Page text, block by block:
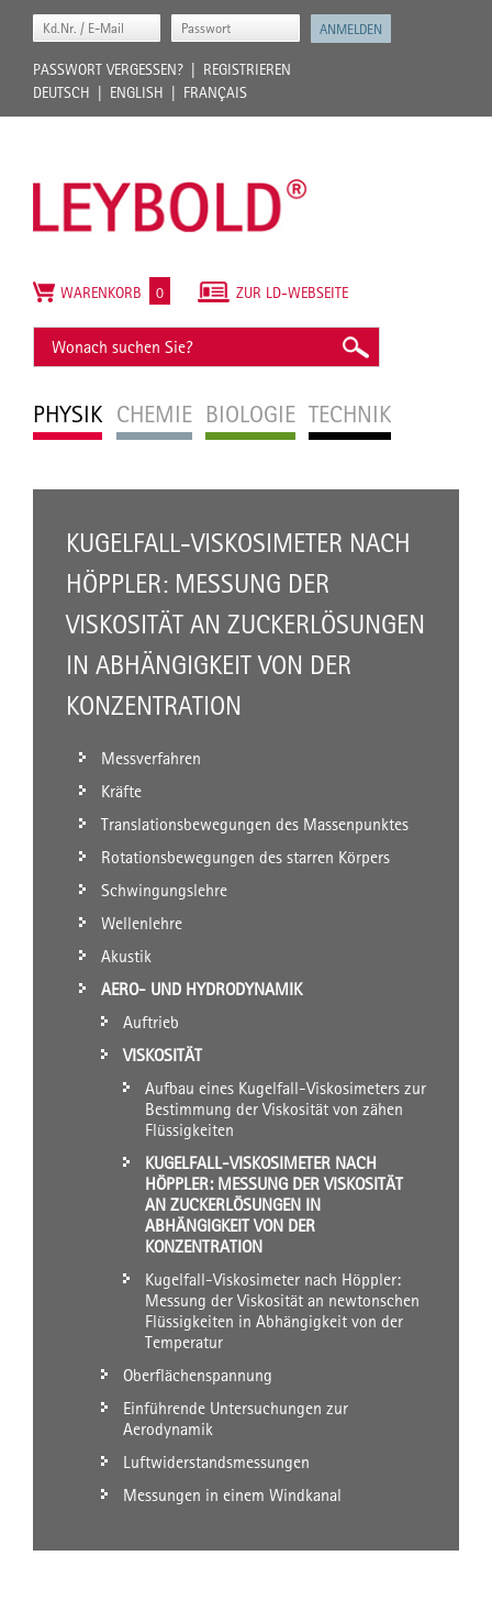
PASSWORT VERGESSEN?
REGISTRIEREN
DEUTSCH
ENGLISH FRANÇAIS
PHYSIK CHEMIE BIOLOGIE TECHNIK
ZUR LD-WEBSEITE
WARENKORB 0
KUGELFALL-VISKOSIMETER NACH
HÖPPLER: MESSUNG DER
VISKOSITÄT AN ZUCKERLÖSUNGEN
IN ABHÄNGIGKEIT VON DER
KONZENTRATION
Messverfahren
Kräfte
Translationsbewegungen des Massenpunktes
Rotationsbewegungen des starren Körpers
Schwingungslehre
Wellenlehre
Akustik
AERO- UND HYDRODYNAMIK
Auftrieb
VISKOSITÄT
Aufbau eines Kugelfall-Viskosimeters zur
Bestimmung der Viskosität von zähen
Flüssigkeiten
KUGELFALL-VISKOSIMETER NACH
HÖPPLER: MESSUNG DER VISKOSITÄT
AN ZUCKERLÖSUNGEN IN
ABHÄNGIGKEIT VON DER
KONZENTRATION
Kugelfall-Viskosimeter nach Höppler:
Messung der Viskosität an newtonschen
Flüssigkeiten in Abhängigkeit von der
Temperatur
Oberflächenspannung
Einführende Untersuchungen zur
Aerodynamik
Luftwiderstandsmessungen
Messungen in einem Windkanal